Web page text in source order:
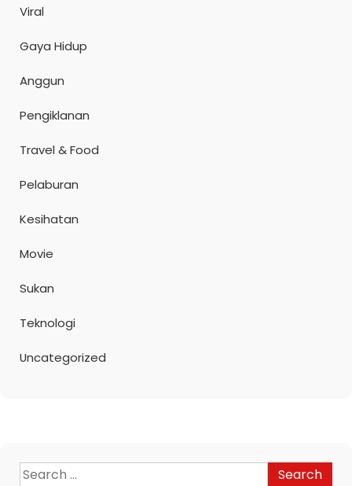
Viral
Gaya Hidup
Anggun
Pengiklanan
Travel & Food
Pelaburan
Kesihatan
Movie
Sukan
Teknologi
Uncategorized